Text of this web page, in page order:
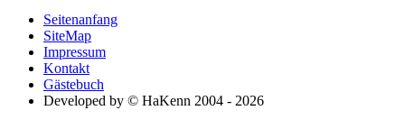
Seitenanfang
SiteMap
Impressum
Kontakt
Gästebuch
Developed by © HaKenn 2004 - 2026